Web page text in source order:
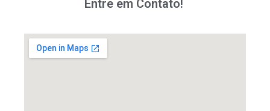
Entre em Contato!